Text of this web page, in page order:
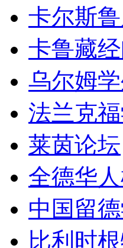
卡尔斯
卡鲁藏
乌尔姆
法兰克
莱茵论坛
全德华
中国留
比利时